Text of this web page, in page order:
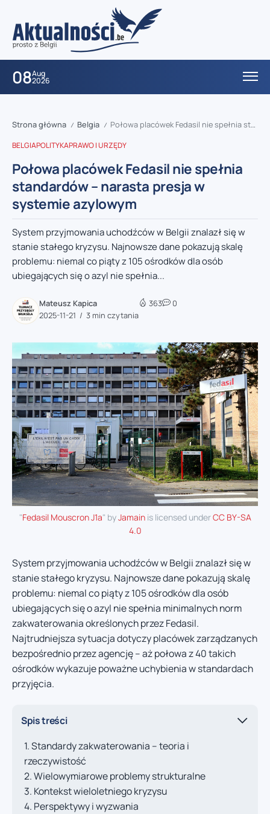
08Aug
2026
Strona główna / Belgia / Połowa placówek Fedasil nie spełnia standardów – narasta presja w systemie azylowym
BELGIAPOLITYKAPRAWO I URZĘDY
Połowa placówek Fedasil nie spełnia
standardów – narasta presja w
systemie azylowym
System przyjmowania uchodźców w Belgii znalazł się w
stanie stałego kryzysu. Najnowsze dane pokazują skalę
problemu: niemal co piąty z 105 ośrodków dla osób
ubiegających się o azyl nie spełnia...
Mateusz Kapica
2025-11-21
3 min czytania
363 0
"Fedasil Mouscron J1a" byJamainis licensed underCC BY-SA
4.0
System przyjmowania uchodźców w Belgii znalazł się w
stanie stałego kryzysu. Najnowsze dane pokazują skalę
problemu: niemal co piąty z 105 ośrodków dla osób
ubiegających się o azyl nie spełnia minimalnych norm
zakwaterowania określonych przez Fedasil.
Najtrudniejsza sytuacja dotyczy placówek zarządzanych
bezpośrednio przez agencję – aż połowa z 40 takich
ośrodków wykazuje poważne uchybienia w standardach
przyjęcia.
Spis treści
Standardy zakwaterowania – teoria i
rzeczywistość
Wielowymiarowe problemy strukturalne
Kontekst wieloletniego kryzysu
Perspektywy i wyzwania